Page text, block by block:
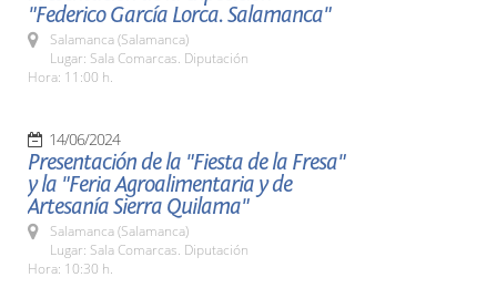
"Federico García Lorca. Salamanca"
Salamanca (Salamanca)
Lugar: Sala Comarcas. Diputación
Hora: 11:00 h.
14/06/2024
Presentación de la "Fiesta de la Fresa"
y la "Feria Agroalimentaria y de
Artesanía Sierra Quilama"
Salamanca (Salamanca)
Lugar: Sala Comarcas. Diputación
Hora: 10:30 h.